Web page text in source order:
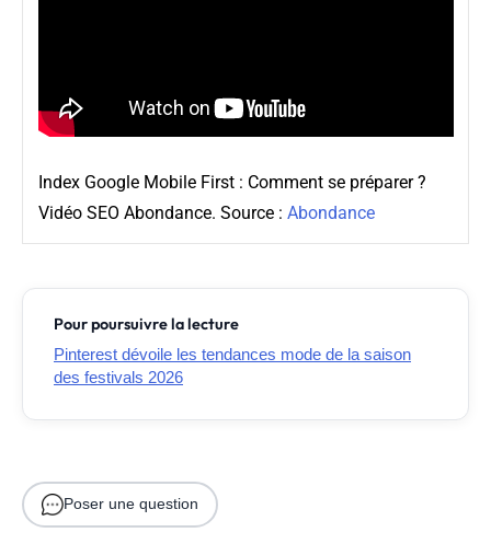
Index Google Mobile First : Comment se préparer ?
Vidéo SEO Abondance. Source : Abondance
Pour poursuivre la lecture
Pinterest dévoile les tendances mode de la saison
des festivals 2026
Poser une question